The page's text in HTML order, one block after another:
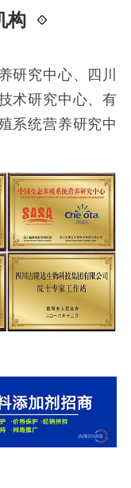
构
研究中心、四川
术研究中心、有
系统营养研究中